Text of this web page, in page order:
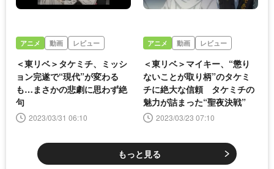
アニメ 動画 レビュー
＜東リベ＞タケミチ、ミッシ
ョン完遂で“現代”が変わる
も…まさかの悲劇に思わず絶
句
2023/03/31 06:10
アニメ 動画 レビュー
＜東リベ＞マイキー、“懲り
ないことが取り柄”のタケミ
チに絶大な信頼 タケミチの
魅力が詰まった“聖夜決戦”
2023/03/23 07:10
もっと見る